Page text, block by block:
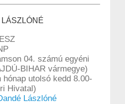
04. számú egyéni
BIHAR vármegye)
hónap utolsó kedd 8.00-
Hivatal)
Lászlóné